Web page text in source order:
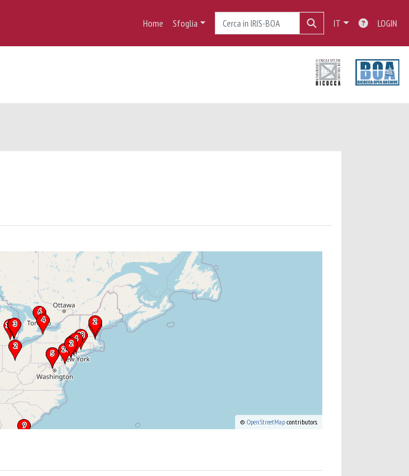
Home Sfoglia IT LOGIN
© OpenStreetMap contributors.